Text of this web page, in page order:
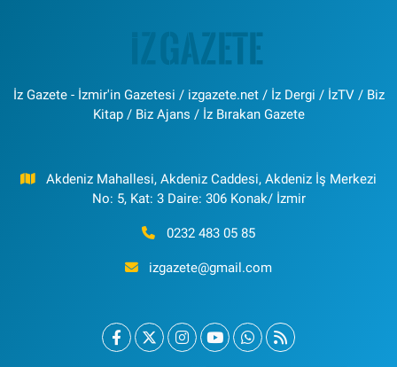
İz Gazete - İzmir'in Gazetesi / izgazete.net / İz Dergi / İzTV / Biz
Kitap / Biz Ajans / İz Bırakan Gazete
Akdeniz Mahallesi, Akdeniz Caddesi, Akdeniz İş Merkezi
No: 5, Kat: 3 Daire: 306 Konak/ İzmir
0232 483 05 85
izgazete@gmail.com